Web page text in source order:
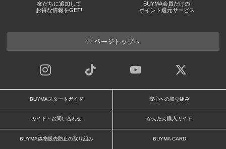
友だちに追加して
お得な情報をGET!
BUYMA会員だけの
ポイント還元サービス
ページトップへ
BUYMAスタートガイド 安心への取り組み
ガイド・お問い合わせ かんたん購入ガイド
BUYMA偽物販売防止の取り組み BUYMA CARD